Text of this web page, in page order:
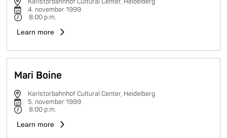
4. november 1999
8:00 p.m.
Learn more
Mari Boine
Karlstorbahnhof Cultural Center, Heidelberg
5. november 1999
8:00 p.m.
Learn more